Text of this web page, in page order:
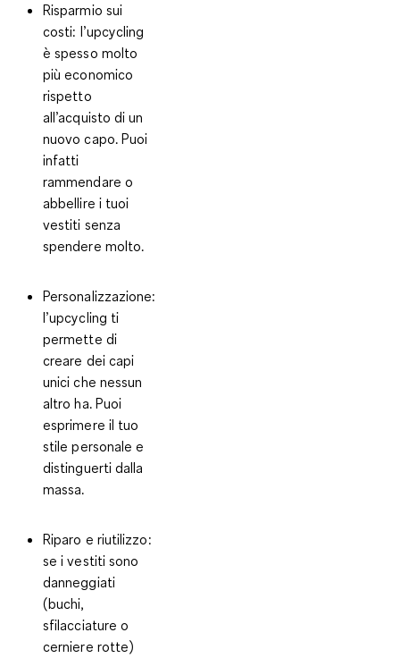
Risparmio sui
costi: l’upcycling
è spesso molto
più economico
rispetto
all’acquisto di un
nuovo capo. Puoi
infatti
rammendare o
abbellire i tuoi
vestiti senza
spendere molto.
Personalizzazione:
l’upcycling ti
permette di
creare dei capi
unici che nessun
altro ha. Puoi
esprimere il tuo
stile personale e
distinguerti dalla
massa.
Riparo e riutilizzo:
se i vestiti sono
danneggiati
(buchi,
sfilacciature o
cerniere rotte)